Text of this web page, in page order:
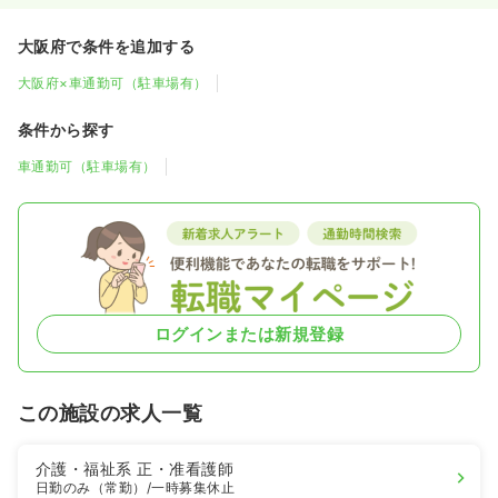
大阪府で条件を追加する
大阪府×車通勤可（駐車場有）
条件から探す
車通勤可（駐車場有）
ログインまたは新規登録
この施設の求人一覧
介護・福祉系正・准看護師
日勤のみ（常勤） /一時募集休止